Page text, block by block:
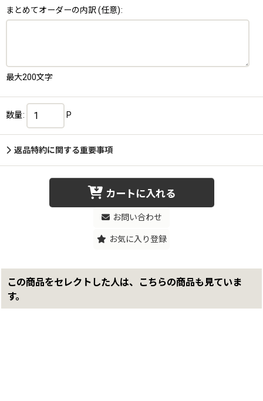
まとめてオーダーの内訳 (任意):
最大200文字
数量: P
返品特約に関する重要事項
カートに入れる
お問い合わせ
お気に入り登録
この商品をセレクトした人は、こちらの商品も見ていま
す。